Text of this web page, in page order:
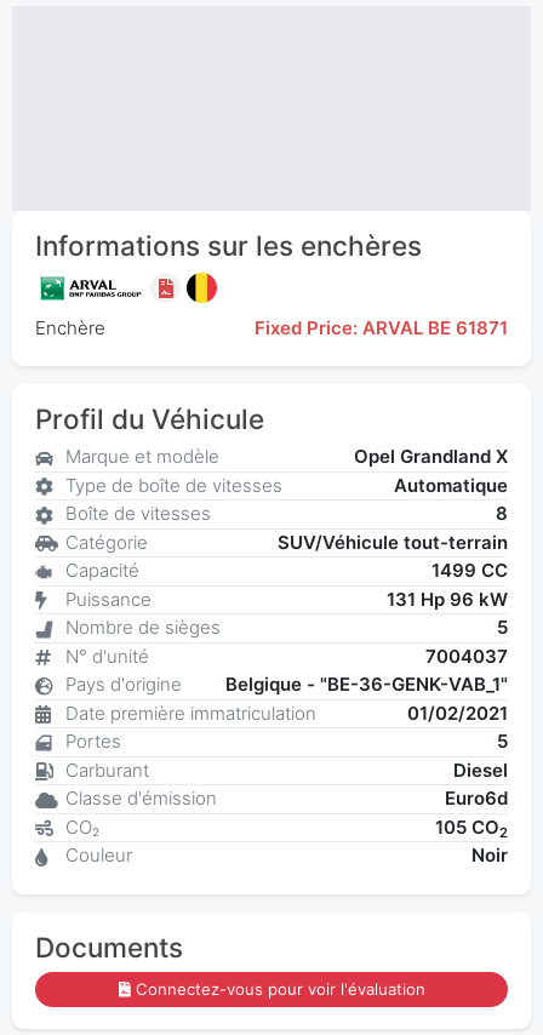
Informations sur les enchères
Enchère Fixed Price: ARVAL BE 61871
Profil du Véhicule
Marque et modèle
Opel Grandland X
Type de boîte de vitesses
Automatique
Boîte de vitesses
8
Catégorie
SUV/Véhicule tout-terrain
Capacité
1499 CC
Puissance
131 Hp 96 kW
Nombre de sièges
5
N° d'unité
7004037
Pays d'origine
Belgique - "BE-36-GENK-VAB_1"
Date première immatriculation
01/02/2021
Portes
5
Carburant
Diesel
Classe d'émission
Euro6d
CO₂
105 CO2
Couleur Noir
Documents
Connectez-vous pour voir l'évaluation